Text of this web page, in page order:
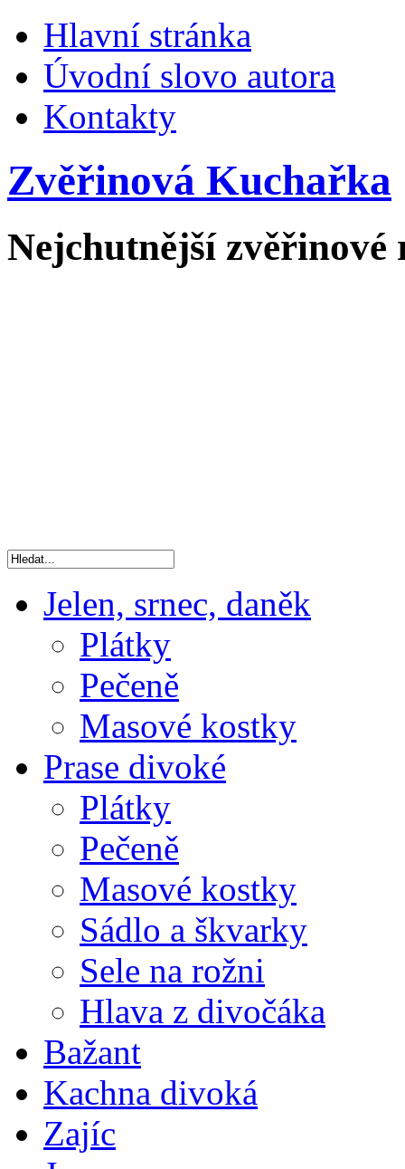
Hlavní stránka
Úvodní slovo autora
Kontakty
Zvěřinová Kuchařka
Nejchutnější zvěřinové
Jelen, srnec, daněk
Plátky
Pečeně
Masové kostky
Prase divoké
Plátky
Pečeně
Masové kostky
Sádlo a škvarky
Sele na rožni
Hlava z divočáka
Bažant
Kachna divoká
Zajíc